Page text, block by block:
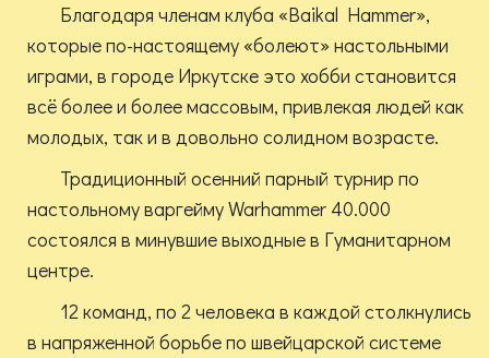
Благодаря членам клуба «Baikal Hammer»,
которые по-настоящему «болеют» настольными
играми, в городе Иркутске это хобби становится
всё более и более массовым, привлекая людей как
молодых, так и в довольно солидном возрасте.
Традиционный осенний парный турнир по
настольному варгейму Warhammer 40.000
состоялся в минувшие выходные в Гуманитарном
центре.
12 команд, по 2 человека в каждой столкнулись
в напряженной борьбе по швейцарской системе